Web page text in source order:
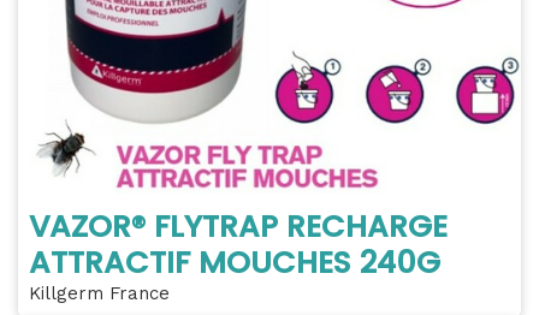
VAZOR® FLYTRAP RECHARGE
ATTRACTIF MOUCHES 240G
Killgerm France